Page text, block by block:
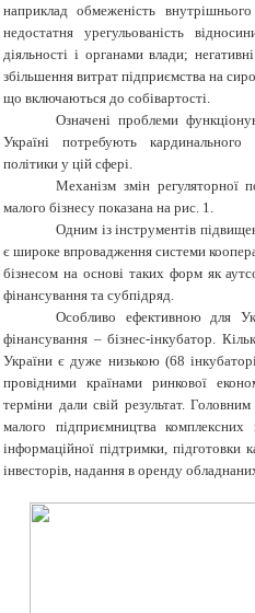
наприклад обмеженість
недостатня урегульованість
діяльності і органами влади;
збільшення витрат підприємства на
що включаються до собівартості.
Означені проблеми
Україні потребують кардинального
політики у цій сфері.
Механізм змін регуляторної
малого бізнесу показана на рис. 1.
Одним із інструментів
є широке впровадження системи
бізнесом на основі таких форм як
фінансування та субпідряд.
Особливо ефективною для
фінансування – бізнес-інкубатор.
України є дуже низькою (68
провідними країнами ринкової
терміни дали свій результат.
малого підприємництва комплексних
інформаційної підтримки,
інвесторів, надання в оренду